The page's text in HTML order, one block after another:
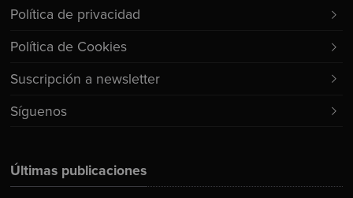
Últimas publicaciones
Política de privacidad
Política de Cookies
Suscripción a newsletter
Síguenos